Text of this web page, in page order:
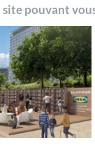
pouvant